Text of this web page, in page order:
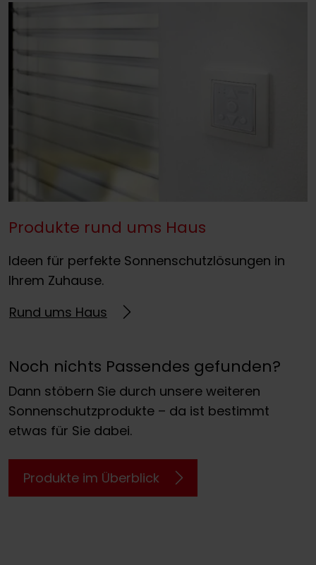
Produkte rund ums Haus
Ideen für perfekte Sonnenschutzlösungen in
Ihrem Zuhause.
Rund ums Haus
Noch nichts Passendes gefunden?
Dann stöbern Sie durch unsere weiteren
Sonnenschutzprodukte – da ist bestimmt
etwas für Sie dabei.
Produkte im Überblick